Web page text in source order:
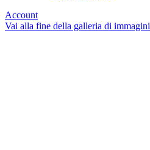
Account
Vai alla fine della galleria di immagini